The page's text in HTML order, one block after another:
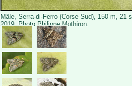
Mâle, Serra-di-Ferro (Corse Sud), 150 m, 21
2019. Photo Philippe Mothiron.